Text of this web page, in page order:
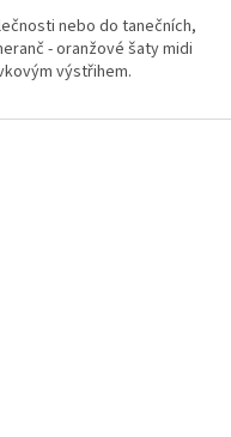
nebo do tanečních,
- oranžové šaty midi
výstřihem.